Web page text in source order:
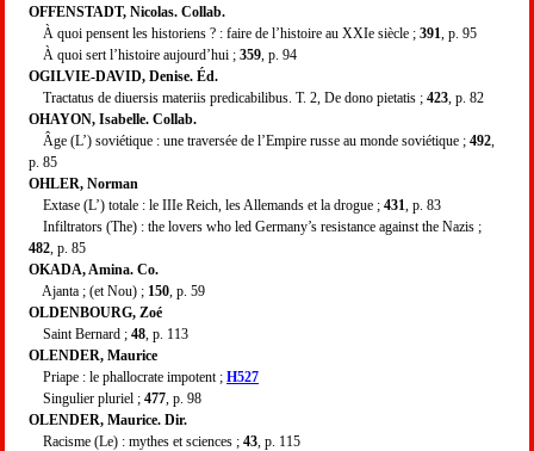
OFFENSTADT, Nicolas. Collab.
À quoi pensent les historiens ? : faire de l’histoire au XXIe siècle ; 391 , p. 95
À quoi sert l’histoire aujourd’hui ; 359 , p. 94
OGILVIE-DAVID, Denise. Éd.
Tractatus de diuersis materiis predicabilibus. T. 2, De dono pietatis ; 423 , p. 82
OHAYON, Isabelle. Collab.
Âge (L’) soviétique : une traversée de l’Empire russe au monde soviétique ; 492
p. 85
OHLER, Norman
Extase (L’) totale : le IIIe Reich, les Allemands et la drogue ; 431 , p. 83
Infiltrators (The) : the lovers who led Germany’s resistance against the Nazis ;
482 , p. 85
OKADA, Amina. Co.
Ajanta ; (et Nou) ; 150 , p. 59
OLDENBOURG, Zoé
Saint Bernard ; 48 , p. 113
OLENDER, Maurice
Priape : le phallocrate impotent ; H527
Singulier pluriel ; 477 , p. 98
OLENDER, Maurice. Dir.
Racisme (Le) : mythes et sciences ; 43 , p. 115